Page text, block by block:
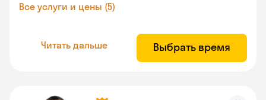
Все услуги и цены (5)
Читать дальше Выбрать время